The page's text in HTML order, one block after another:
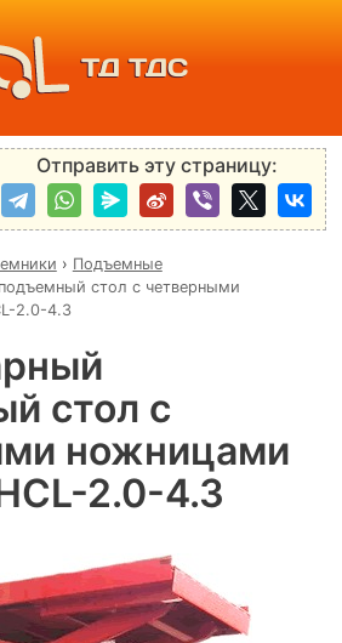
ТД ТДС
Отправить эту страницу:
› Подъемные
стол с четверными
2.0-4.3
стол с
ножницами
2.0-4.3